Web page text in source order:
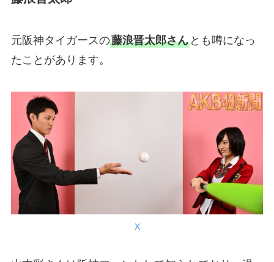
元阪神タイガースの藤浪晋太郎さんとも噂になっ
たことがあります。
X